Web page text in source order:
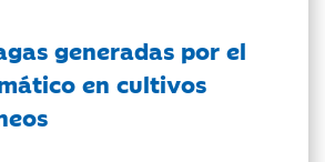
generadas por el
en cultivos